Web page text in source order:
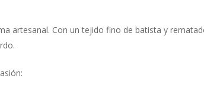
artesanal. Con un tejido fino de batista y